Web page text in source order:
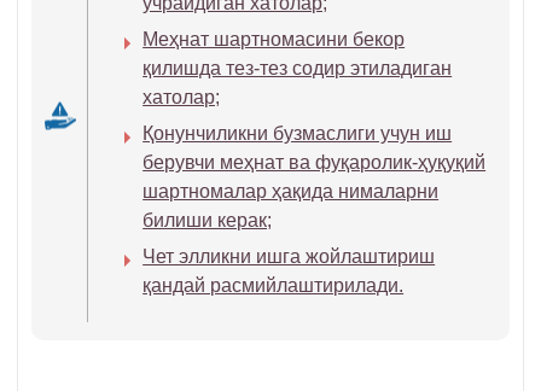
Меҳнат шартномасини бекор
қилишда тез-тез содир этиладиган
хатолар;
Қонунчиликни бузмаслиги учун иш
берувчи меҳнат ва фуқаролик-ҳуқуқий
шартномалар ҳақида нималарни
билиши керак;
Чет элликни ишга жойлаштириш
қандай расмийлаштирилади.